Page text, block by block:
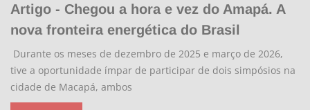
Artigo - Chegou a hora e vez do Amapá. A
nova fronteira energética do Brasil
Durante os meses de dezembro de 2025 e março de 2026,
tive a oportunidade ímpar de participar de dois simpósios na
cidade de Macapá, ambos